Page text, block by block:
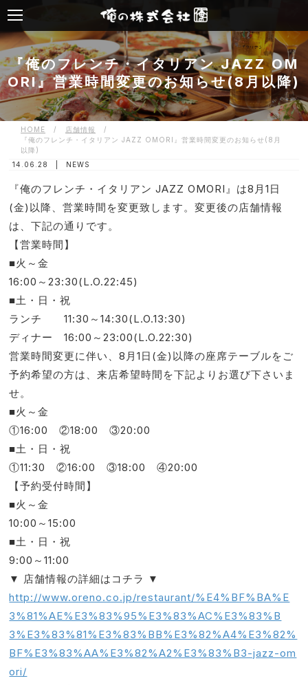
『俺のフレンチ・イタリアン JAZZ OM
ORI』営業時間変更のお知らせ(8月以降)
HOME / 店舗情報
/
『俺のフレンチ・イタリアン JAZZ OMORI』営業時間変更のお知らせ(8月
以降)
14.06.28 |
NEWS
『俺のフレンチ・イタリアン JAZZ OMORI』は8月1日
(金)以降、営業時間を変更致します。変更後の店舗情報
は、下記の通りです。
【営業時間】
■火～金
16:00～23:30(L.O.22:45)
■土・日・祝
ランチ 11:30～14:30(L.O.13:30)
ディナー 16:00～23:00(L.O.22:30)
営業時間変更に伴い、8月1日(金)以降の座席テーブルをご
予約希望の方は、来店希望時間を下記よりお選び下さいま
せ。
■火～金
①16:00 ②18:00 ③20:00
■土・日・祝
①11:30 ②16:00 ③18:00 ④20:00
【予約受付時間】
■火～金
10:00～15:00
■土・日・祝
9:00～11:00
▼ 店舗情報の詳細はコチラ ▼
http://www.oreno.co.jp/restaurant/%E4%BF%BA%E
3%81%AE%E3%83%95%E3%83%AC%E3%83%B
3%E3%83%81%E3%83%BB%E3%82%A4%E3%82%
BF%E3%83%AA%E3%82%A2%E3%83%B3-jazz-om
ori/